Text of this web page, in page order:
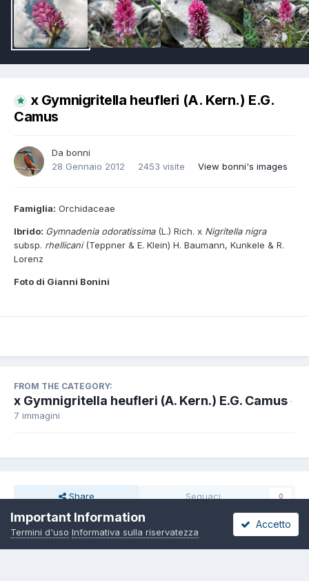
x Gymnigritella heufleri (A. Kern.) E.G.
Camus
Da bonni
28 Gennaio 2012
2453 visite View bonni's images
Famiglia: Orchidaceae
Ibrido: Gymnadenia odoratissima(L.) Rich. x Nigritella nigra
subsp. rhellicani(Teppner & E. Klein) H. Baumann, Kunkele & R.
Lorenz
Foto di Gianni Bonini
FROM THE CATEGORY:
x Gymnigritella heufleri (A. Kern.) E.G. Camus ·
7 immagini
Share Seguaci 0
Important Information
Termini d'uso Informativa sulla riservatezza
Accetto